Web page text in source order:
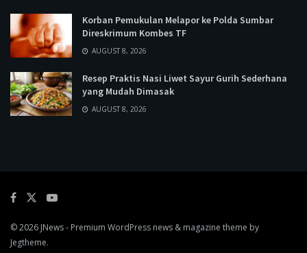
Korban Pemukulan Melapor ke Polda Sumbar
Direskrimum Kombes TF
AUGUST 8, 2026
Resep Praktis Nasi Liwet Sayur Gurih Sederhana
yang Mudah Dimasak
AUGUST 8, 2026
© 2026 JNews- Premium WordPress news & magazine theme by
Jegtheme.